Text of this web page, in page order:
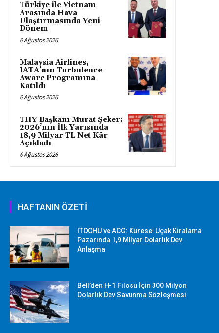
Türkiye ile Vietnam
Arasında Hava
Ulaştırmasında Yeni
Dönem
6 Ağustos 2026
Malaysia Airlines,
IATA’nın Turbulence
Aware Programına
Katıldı
6 Ağustos 2026
THY Başkanı Murat Şeker:
2026’nın İlk Yarısında
18,9 Milyar TL Net Kâr
Açıkladı
6 Ağustos 2026
HAFTANIN ÖZETİ
ITOCHU ve ACG: Küresel Uçak Kiralama
Pazarında 1,9 Milyar Dolarlık Dev
Anlaşma
Bell’den H-1 Filosu İçin 300 Milyon
Dolarlık Dev Savunma Sözleşmesi